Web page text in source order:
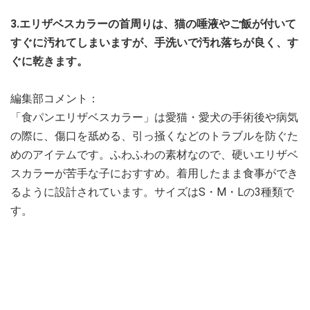
3.エリザベスカラーの首周りは、猫の唾液やご飯が付いて
すぐに汚れてしまいますが、手洗いで汚れ落ちが良く、す
ぐに乾きます。
編集部コメント：
「食パンエリザベスカラー」は愛猫・愛犬の手術後や病気
の際に、傷口を舐める、引っ掻くなどのトラブルを防ぐた
めのアイテムです。ふわふわの素材なので、硬いエリザベ
スカラーが苦手な子におすすめ。着用したまま食事ができ
るように設計されています。サイズはS・M・Lの3種類で
す。